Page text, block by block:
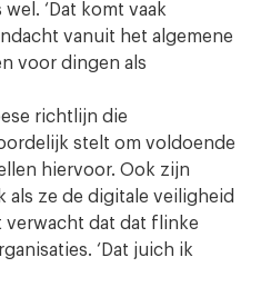
‘Dat komt vaak
vanuit het algemene
voor dingen als
richtlijn die
stelt om voldoende
hiervoor. Ook zijn
als ze de digitale veiligheid
dat dat flinke
‘Dat juich ik